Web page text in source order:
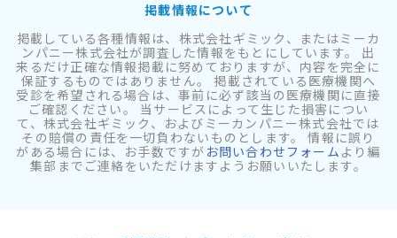
掲載情報について
掲載している各種情報は、株式会社ギミック、またはミーカ
ンパニー株式会社が調査した情報をもとにしています。 出
来るだけ正確な情報掲載に努めておりますが、内容を完全に
保証するものではありません。 掲載されている医療機関へ
受診を希望される場合は、事前に必ず該当の医療機関に直接
ご確認ください。 当サービスによって生じた損害につい
て、株式会社ギミック、およびミーカンパニー株式会社では
その賠償の責任を一切負わないものとします。 情報に誤り
がある場合には、お手数ですが お問い合わせフォーム より編
集部までご連絡をいただけますようお願いいたします。